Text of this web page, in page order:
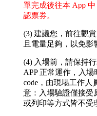
單完成後往本 App
認票券。
(3) 建議您，前往觀
且電量足夠，以免影
(4) 入場前，請保持
APP 正常運作，入
code，由現場工作人
意：入場驗證僅接受
或列印等方式皆不受